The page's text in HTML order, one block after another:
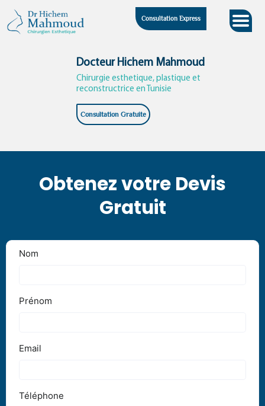
content
Consultation Express
Docteur Hichem Mahmoud
Chirurgie esthetique, plastique et
reconstructrice en Tunisie
Consultation Gratuite
Obtenez votre Devis
Gratuit